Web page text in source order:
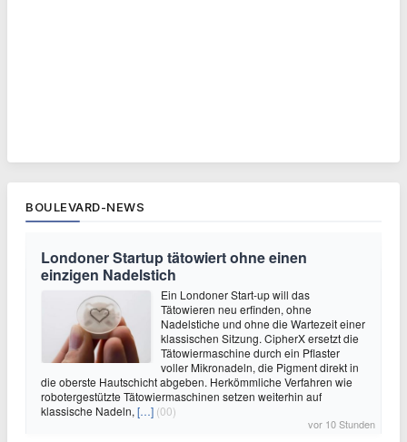
BOULEVARD-NEWS
Londoner Startup tätowiert ohne einen
einzigen Nadelstich
Ein Londoner Start-up will das
Tätowieren neu erfinden, ohne
Nadelstiche und ohne die Wartezeit einer
klassischen Sitzung. CipherX ersetzt die
Tätowiermaschine durch ein Pflaster
voller Mikronadeln, die Pigment direkt in
die oberste Hautschicht abgeben. Herkömmliche Verfahren wie
robotergestützte Tätowiermaschinen setzen weiterhin auf
klassische Nadeln, […] (00)
vor 10 Stunden